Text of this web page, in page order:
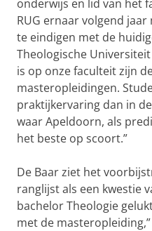
onderwijs en lid van het
RUG ernaar volgend
te eindigen met de
Theologische
is op onze faculteit zijn
masteropleidingen.
praktijkervaring dan in
waar Apeldoorn, als
het beste op scoort.”
De Baar ziet het
ranglijst als een kwestie
bachelor Theologie
met de